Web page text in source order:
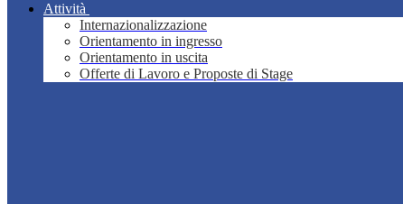
Attività
Internazionalizzazione
Orientamento in ingresso
Orientamento in uscita
Offerte di Lavoro e Proposte di Stage